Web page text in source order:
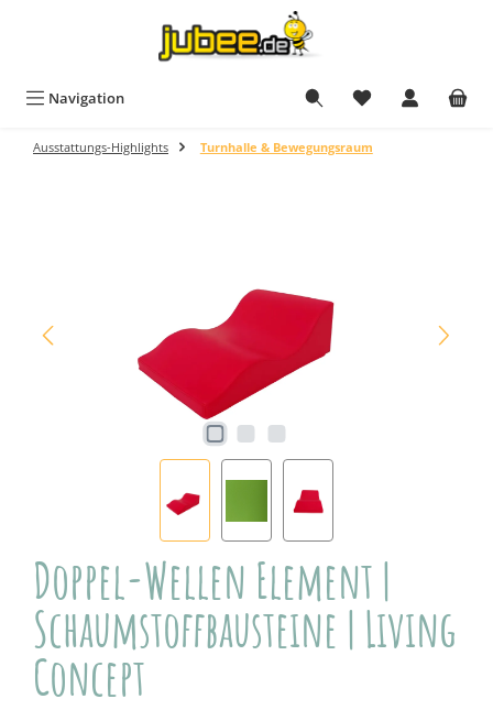
Navigation Du hast 0
Ausstattungs-Highlights Turnhalle & Bewegungsraum
Doppel-Wellen Element |
Schaumstoffbausteine | Living
Concept